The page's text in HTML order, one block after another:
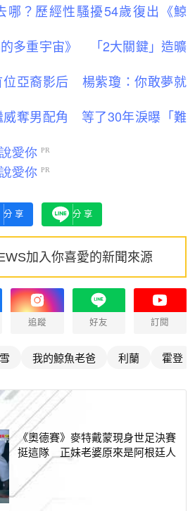
哪？歷經性騷擾54歲復出《鯨
多重宇宙》 「2大關鍵」造曠
位亞裔影后 楊紫瓊：你敢夢就
威奪男配角 等了30年淚曝「難
分享 分享
加入你喜愛的新聞來源
追蹤 好友 訂閱
我的鯨魚老爸 利蘭 霍登
《奧德賽》麥特戴蒙現身世足決賽
挺這隊 正妹老婆原來是阿根廷人